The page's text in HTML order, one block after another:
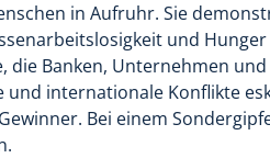
in Aufruhr. Sie
und
die Banken, Unternehmen
internationale Konflikte
Bei einem